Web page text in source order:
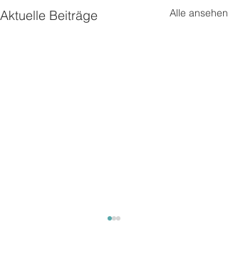
Aktuelle Beiträge Alle ansehen